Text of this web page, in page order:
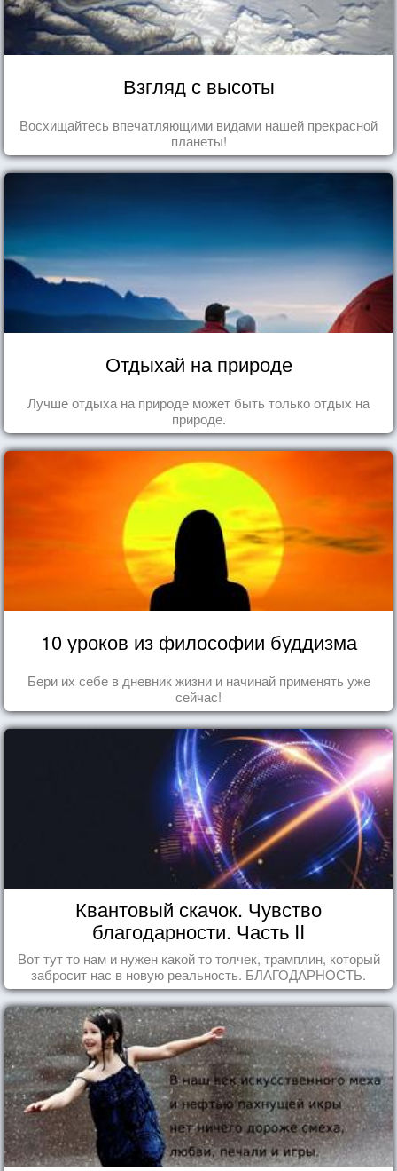
Взгляд с высоты
Восхищайтесь впечатляющими видами нашей прекрасной
планеты!
Отдыхай на природе
Лучше отдыха на природе может быть только отдых на
природе.
10 уроков из философии буддизма
Бери их себе в дневник жизни и начинай применять уже
сейчас!
Квантовый скачок. Чувство
благодарности. Часть II
Вот тут то нам и нужен какой то толчек, трамплин, который
забросит нас в новую реальность. БЛАГОДАРНОСТЬ.